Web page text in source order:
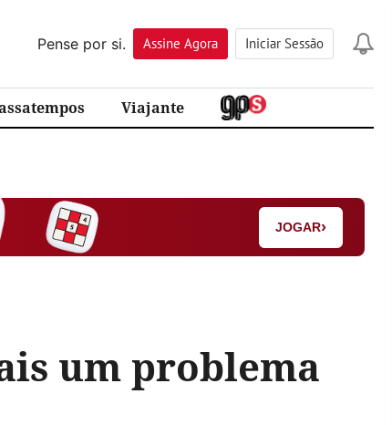
Pense por si.
Assine Agora Iniciar Sessão
Viajante
JOGAR›
um problema